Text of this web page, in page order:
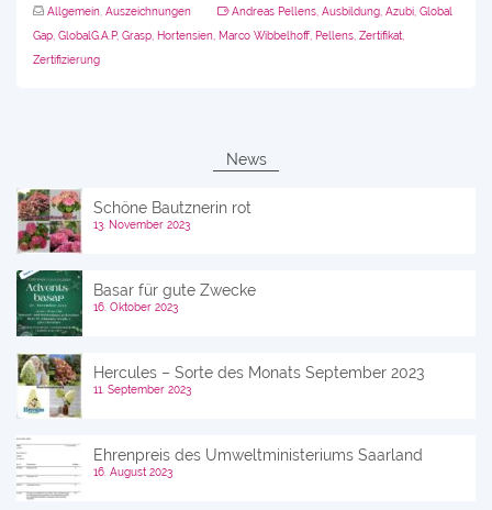
Allgemein Auszeichnungen Andreas Pellens Ausbildung Azubi Global
Gap GlobalG.A.P, Grasp Hortensien Marco Wibbelhoff Pellens Zertifikat
Zertifizierung
News
Schöne Bautznerin rot
13. November 2023
Basar für gute Zwecke
16. Oktober 2023
Hercules – Sorte des Monats September 2023
11. September 2023
Ehrenpreis des Umweltministeriums Saarland
16. August 2023